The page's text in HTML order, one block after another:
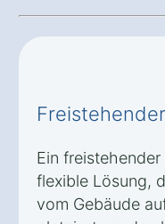
Ein
flexible Lösung,
vom Gebäude